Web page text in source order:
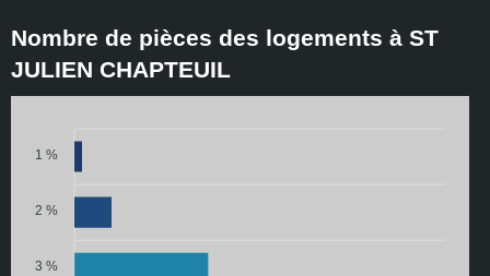
Nombre de pièces des logements à ST
JULIEN CHAPTEUIL
1 %
2 %
3 %